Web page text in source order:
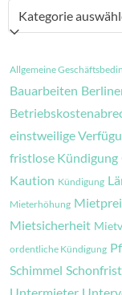
Kategorien
Allgemeine
Bauarbeiten
einstweilige
fristlose Kündigung
Kaution Kündigung
Mieterhöhung
Mietsicherheit
ordentliche Kündigung
Schimmel Schonfrist